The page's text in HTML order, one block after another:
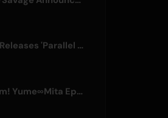
BILLY BOO Releases 'Parallel Night-EP' Featuring TV Drama Theme Song
BanG Dream! Yume∞Mita Episode 8 Live Clip Released